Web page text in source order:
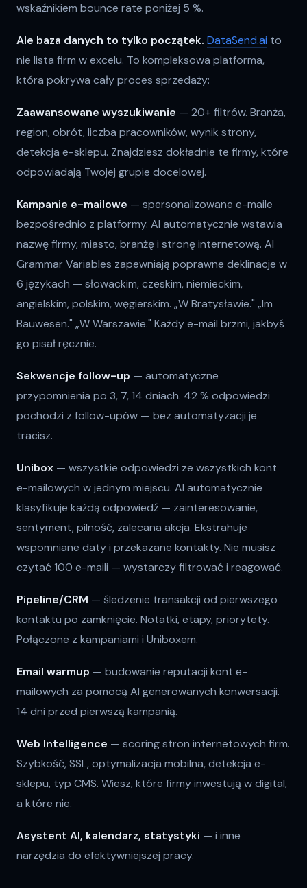
wskaźnikiem bounce rate poniżej 5 %.
Ale baza danych to tylko początek. DataSend.ai to
nie lista firm w excelu. To kompleksowa platforma,
która pokrywa cały proces sprzedaży:
Zaawansowane wyszukiwanie — 20+ filtrów. Branża,
region, obrót, liczba pracowników, wynik strony,
detekcja e-sklepu. Znajdziesz dokładnie te firmy, które
odpowiadają Twojej grupie docelowej.
Kampanie e-mailowe — spersonalizowane e-maile
bezpośrednio z platformy. AI automatycznie wstawia
nazwę firmy, miasto, branżę i stronę internetową. AI
Grammar Variables zapewniają poprawne deklinacje w
6 językach — słowackim, czeskim, niemieckim,
angielskim, polskim, węgierskim. „W Bratysławie." „Im
Bauwesen." „W Warszawie." Każdy e-mail brzmi, jakbyś
go pisał ręcznie.
Sekwencje follow-up — automatyczne
przypomnienia po 3, 7, 14 dniach. 42 % odpowiedzi
pochodzi z follow-upów — bez automatyzacji je
tracisz.
Unibox — wszystkie odpowiedzi ze wszystkich kont
e-mailowych w jednym miejscu. AI automatycznie
klasyfikuje każdą odpowiedź — zainteresowanie,
sentyment, pilność, zalecana akcja. Ekstrahuje
wspomniane daty i przekazane kontakty. Nie musisz
czytać 100 e-maili — wystarczy filtrować i reagować.
Pipeline/CRM — śledzenie transakcji od pierwszego
kontaktu po zamknięcie. Notatki, etapy, priorytety.
Połączone z kampaniami i Uniboxem.
Email warmup — budowanie reputacji kont e-
mailowych za pomocą AI generowanych konwersacji.
14 dni przed pierwszą kampanią.
Web Intelligence — scoring stron internetowych firm.
Szybkość, SSL, optymalizacja mobilna, detekcja e-
sklepu, typ CMS. Wiesz, które firmy inwestują w digital,
a które nie.
Asystent AI, kalendarz, statystyki — i inne
narzędzia do efektywniejszej pracy.